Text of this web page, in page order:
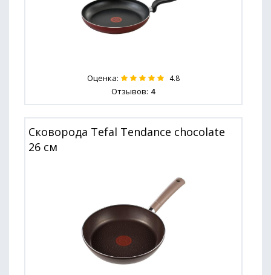
Оценка: 4.8
Отзывов: 4
Сковорода Tefal Tendance chocolate
26 см